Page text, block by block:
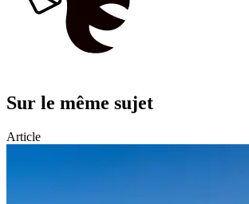
Sur le même sujet
Article